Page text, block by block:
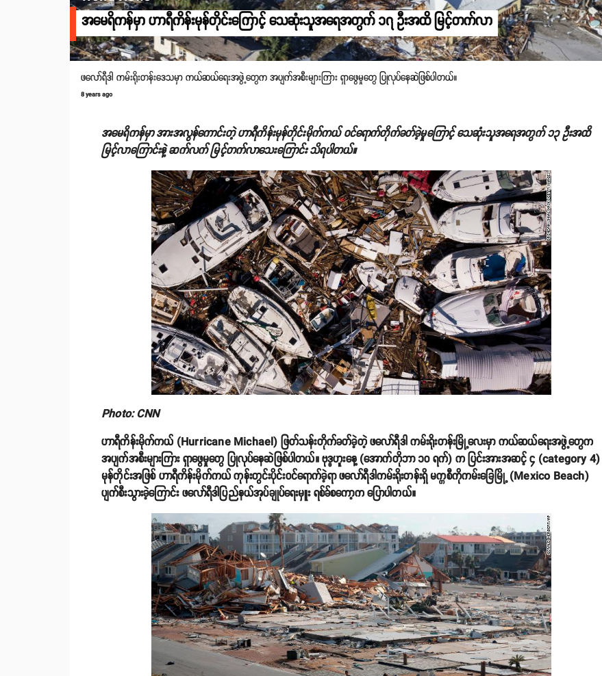
အမေရိကန်မှာ ဟာရီကိန်းမုန်တိုင်းကြောင့် သေဆုံးသူအရေအတွက် ၁၇ ဦးအထိ မြင့်တက်လာ
ဖလော်ရီဒါ ကမ်းရိုးတန်းဒေသမှာ ကယ်ဆယ်ရေးအဖွဲ့တွေက အပျက်အစီးများကြား ရှာဖွေမှုတွေ ပြုလုပ်နေဆဲဖြစ်ပါတယ်။
8 years ago
အမေရိကန်မှာ အားအလွန်ကောင်းတဲ့ ဟာရီကိန်းမုန်တိုင်းမိုက်ကယ် ဝင်ရောက်တိုက်ခတ်ခဲ့မှုကြောင့် သေဆုံးသူအရေအတွက် ၁၃ ဦးအထိ
မြင့်လာကြောင်းနဲ့ ဆက်လက် မြင့်တက်လာသေးကြောင်း သိရပါတယ်။
Photo: CNN
ဟာရီကိန်းမိုက်ကယ် (Hurricane Michael) ဖြတ်သန်းတိုက်ခတ်ခဲ့တဲ့ ဖလော်ရီဒါ ကမ်းရိုးတန်းမြို့လေးမှာ ကယ်ဆယ်ရေးအဖွဲ့တွေက
အပျက်အစီးများကြား ရှာဖွေမှုတွေ ပြုလုပ်နေဆဲဖြစ်ပါတယ်။ ဗုဒ္ဓဟူးနေ့ (အောက်တိုဘာ ၁၀ ရက်) က ပြင်းအားအဆင့် ၄ (category 4)
မုန်တိုင်းအဖြစ် ဟာရီကိန်းမိုက်ကယ် ကုန်းတွင်းပိုင်းဝင်ရောက်ခဲ့ရာ ဖလော်ရီဒါကမ်းရိုးတန်းရှိ မက္ကစီကိုကမ်းခြေမြို့ (Mexico Beach)
ပျက်စီးသွားခဲ့ကြောင်း ဖလော်ရီဒါပြည်နယ်အုပ်ချုပ်ရေးမှူး ရစ်ခ်စကော့က ပြောပါတယ်။